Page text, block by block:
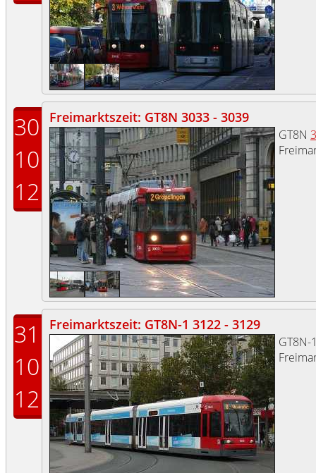
30
10
12
Freimarktszeit: GT8N 3033 - 3039
GT8N
31
10
12
Freimarktszeit: GT8N-1 3122 - 3129